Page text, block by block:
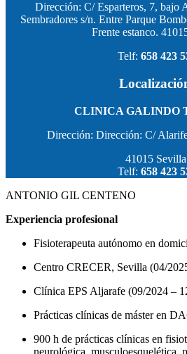
Dirección: C/ Esparteros, 7, bajo
Sembradores s/n. Entre Parque
Frente estanco.
Telf: 658 423
CLINICA GALINDO
Dirección: Dirección: C/
41015 Sevilla
Telf: 658 423
ANTONIO GIL CENTENO
Experiencia profesional
Fisioterapeuta autónomo en
Centro CRECER, Sevilla (04/
Clínica EPS Aljarafe (09/2024 –
Prácticas clínicas de máster en
900 h de prácticas clínicas en
neurológica, musculoesquelética,